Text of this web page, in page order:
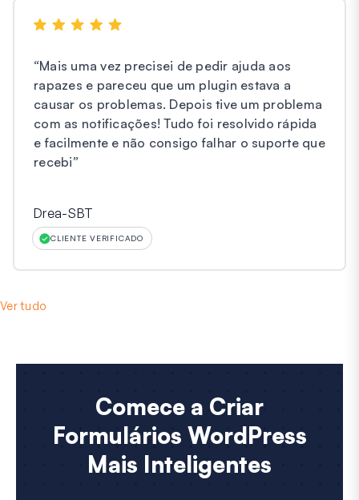
“Mais uma vez precisei de pedir ajuda aos
rapazes e pareceu que um plugin estava a
causar os problemas. Depois tive um problema
com as notificações! Tudo foi resolvido rápida
e facilmente e não consigo falhar o suporte que
recebi”
Drea-SBT
CLIENTE VERIFICADO
Ver tudo
Comece a Criar
Formulários WordPress
Mais Inteligentes